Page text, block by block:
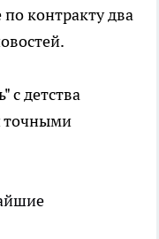
контракту два
с детства
точными